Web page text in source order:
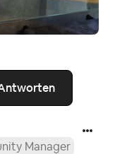
Manager